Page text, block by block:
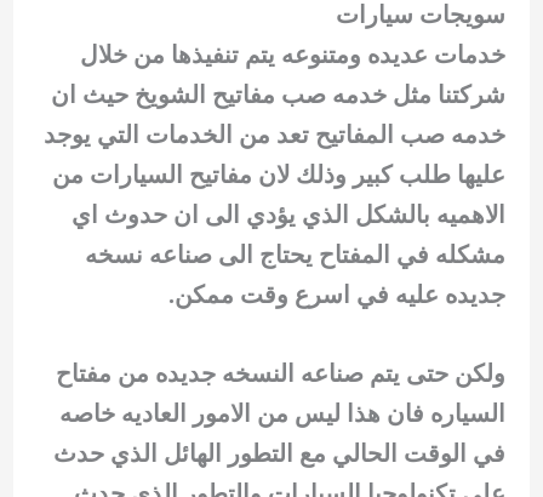
سويجات سيارات
خدمات عديده ومتنوعه يتم تنفيذها من خلال
شركتنا مثل خدمه صب مفاتيح الشويخ حيث ان
خدمه صب المفاتيح تعد من الخدمات التي يوجد
عليها طلب كبير وذلك لان مفاتيح السيارات من
الاهميه بالشكل الذي يؤدي الى ان حدوث اي
مشكله في المفتاح يحتاج الى صناعه نسخه
جديده عليه في اسرع وقت ممكن.
ولكن حتى يتم صناعه النسخه جديده من مفتاح
السياره فان هذا ليس من الامور العاديه خاصه
في الوقت الحالي مع التطور الهائل الذي حدث